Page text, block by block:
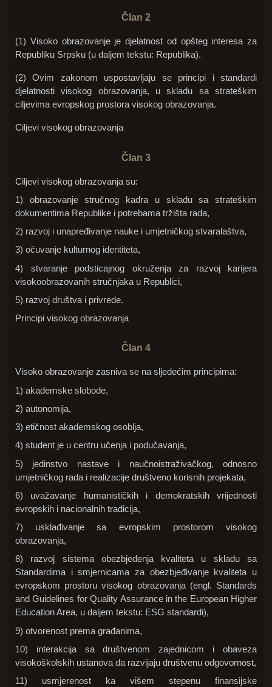
Član 2
(1) Visoko obrazovanje je djelatnost od opšteg interesa za
Republiku Srpsku (u daljem tekstu: Republika).
(2) Ovim zakonom uspostavljaju se principi i standardi
djelatnosti visokog obrazovanja, u skladu sa strateškim
ciljevima evropskog prostora visokog obrazovanja.
Ciljevi visokog obrazovanja
Član 3
Ciljevi visokog obrazovanja su:
1) obrazovanje stručnog kadra u skladu sa strateškim
dokumentima Republike i potrebama tržišta rada,
2) razvoj i unapređivanje nauke i umjetničkog stvaralaštva,
3) očuvanje kulturnog identiteta,
4) stvaranje podsticajnog okruženja za razvoj karijera
visokoobrazovanih stručnjaka u Republici,
5) razvoj društva i privrede.
Principi visokog obrazovanja
Član 4
Visoko obrazovanje zasniva se na sljedećim principima:
1) akademske slobode,
2) autonomija,
3) etičnost akademskog osoblja,
4) student je u centru učenja i podučavanja,
5) jedinstvo nastave i naučnoistraživačkog, odnosno
umjetničkog rada i realizacije društveno korisnih projekata,
6) uvažavanje humanističkih i demokratskih vrijednosti
evropskih i nacionalnih tradicija,
7) usklađivanje sa evropskim prostorom visokog
obrazovanja,
8) razvoj sistema obezbjeđenja kvaliteta u skladu sa
Standardima i smjernicama za obezbjeđivanje kvaliteta u
evropskom prostoru visokog obrazovanja (engl. Standards
and Guidelines for Quality Assurance in the European Higher
Education Area, u daljem tekstu: ESG standardi),
9) otvorenost prema građanima,
10) interakcija sa društvenom zajednicom i obaveza
visokoškolskih ustanova da razvijaju društvenu odgovornost,
11) usmjerenost ka višem stepenu finansijske